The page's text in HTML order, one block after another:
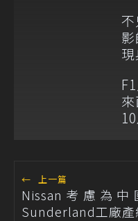
← 上一篇
Nissan考慮為
Sunderland工廠產